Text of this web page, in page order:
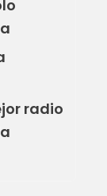
radio